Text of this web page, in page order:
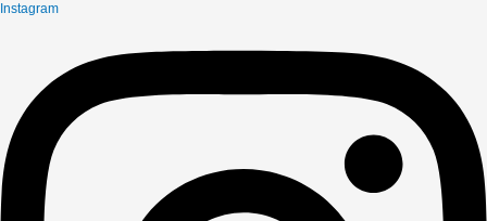
Instagram